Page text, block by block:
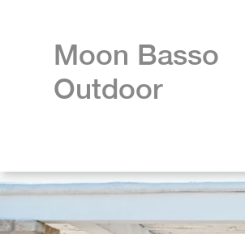
Moon Basso
Outdoor